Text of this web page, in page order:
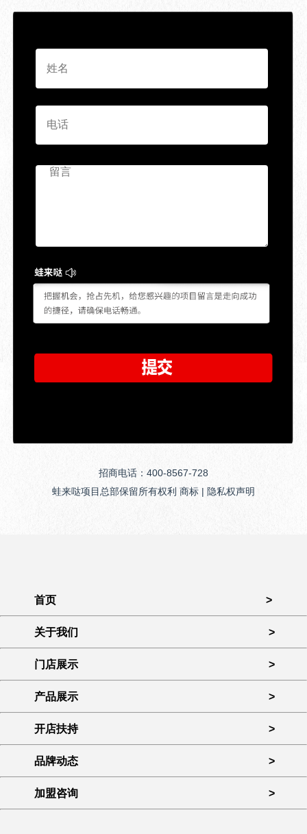
招商电话：400-8567-728
蛙来哒项目总部保留所有权利 商标 | 隐私权声明
首页 >
关于我们 >
门店展示 >
产品展示 >
开店扶持 >
品牌动态 >
加盟咨询 >